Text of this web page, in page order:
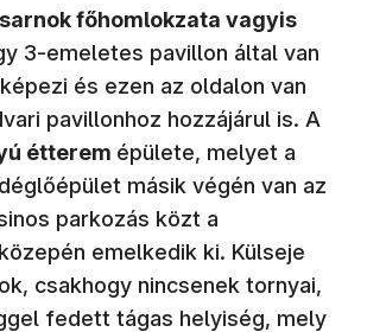
főhomlokzata vagyis
3-emeletes pavillon által van
és ezen az oldalon van
pavillonhoz hozzájárul is. A
étterem épülete, melyet a
másik végén van az
parkozás közt a
emelkedik ki. Külseje
csakhogy nincsenek tornyai,
fedett tágas helyiség, mely